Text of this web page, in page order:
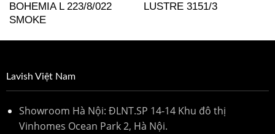
BOHEMIA L 223/8/022
SMOKE
LUSTRE 3151/3
Lavish Việt Nam
Showroom Hà Nội: ĐLNT.SP 14-14 Khu đô thị
Vinhomes Ocean Park 2, Hà Nội.